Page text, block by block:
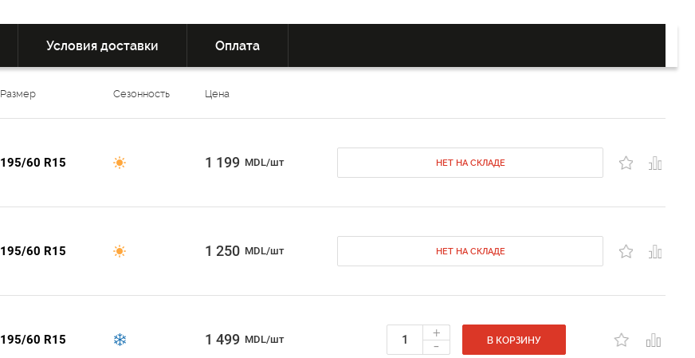
Условия доставки Оплата
Размер Сезонность Цена
195/60 R15 1 199 MDL/шт НЕТ НА СКЛАДЕ
195/60 R15 1 250 MDL/шт НЕТ НА СКЛАДЕ
195/60 R15 1 499 MDL/шт +
- В КОРЗИНУ